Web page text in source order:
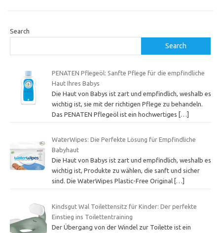
Search
Search
PENATEN Pflegeöl: Sanfte Pflege für die empfindliche
Haut Ihres Babys
Die Haut von Babys ist zart und empfindlich, weshalb es
wichtig ist, sie mit der richtigen Pflege zu behandeln.
Das PENATEN Pflegeöl ist ein hochwertiges
[…]
WaterWipes: Die Perfekte Lösung für Empfindliche
Babyhaut
Die Haut von Babys ist zart und empfindlich, weshalb es
wichtig ist, Produkte zu wählen, die sanft und sicher
sind. Die WaterWipes Plastic-Free Original […]
Kindsgut Wal Toilettensitz für Kinder: Der perfekte
Einstieg ins Toilettentraining
Der Übergang von der Windel zur Toilette ist ein